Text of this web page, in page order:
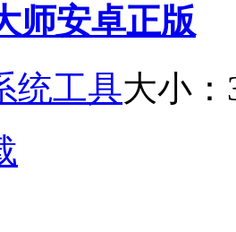
师安卓正版
统工具大小：